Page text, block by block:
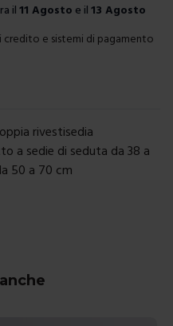
il11 Agosto e il 13 Agosto
credito e sistemi di pagamento
rivestisedia
a sedie di seduta da 38 a
50 a 70 cm